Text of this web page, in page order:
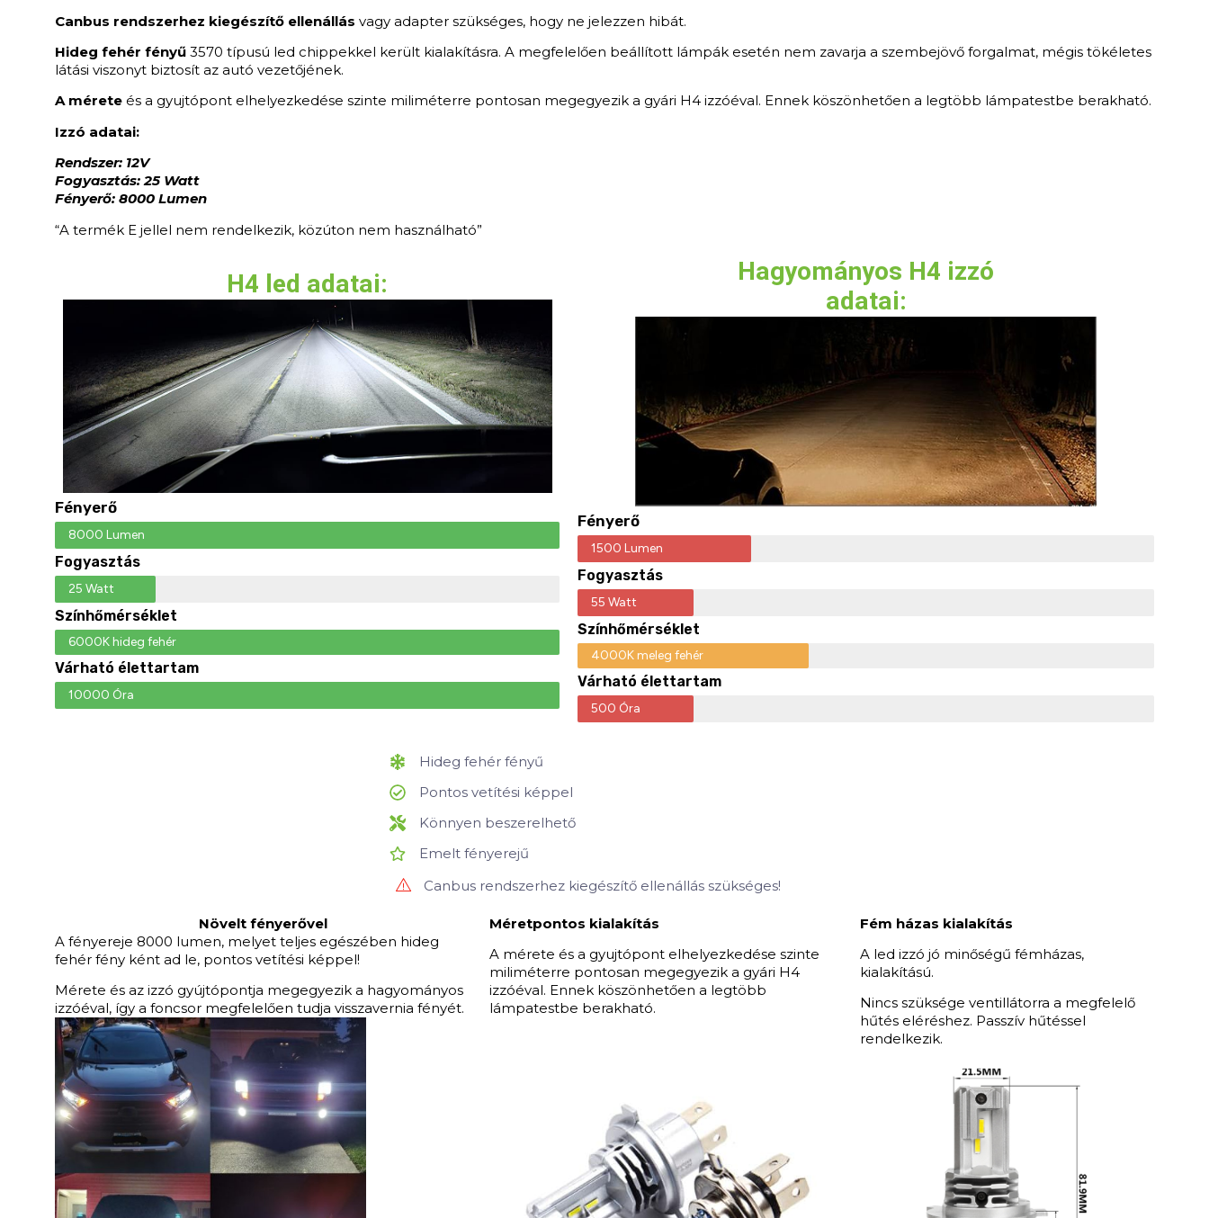
Canbus rendszerhez kiegészítő ellenállásvagy adapter szükséges, hogy ne jelezzen hibát.
Hideg fehér fényű 3570 típusú led chippekkel került kialakításra. A megfelelően beállított lámpák esetén nem zavarja a szembejövő forgalmat, mégis tökéletes
látási viszonyt biztosít az autó vezetőjének.
A mérete és a gyujtópont elhelyezkedése szinte miliméterre pontosan megegyezik a gyári H4 izzóéval. Ennek köszönhetően a legtöbb lámpatestbe berakható.
Izzó adatai:
Rendszer: 12V
Fogyasztás: 25 Watt
Fényerő: 8000 Lumen
“A termék E jellel nem rendelkezik, közúton nem használható”
H4 led adatai:
Fényerő
8000 Lumen
Fogyasztás
25 Watt
Színhőmérséklet
6000K hideg fehér
Várható élettartam
10000 Óra
Hagyományos H4 izzó
adatai:
Fényerő
1500 Lumen
Fogyasztás
55 Watt
Színhőmérséklet
4000K meleg fehér
Várható élettartam
500 Óra
Hideg fehér fényű
Pontos vetítési képpel
Könnyen beszerelhető
Emelt fényerejű
Canbus rendszerhez kiegészítő ellenállás szükséges!
Növelt fényerővel
A fényereje 8000 lumen, melyet teljes egészében hideg
fehér fény ként ad le, pontos vetítési képpel!
Mérete és az izzó gyújtópontja megegyezik a hagyományos
izzóéval, így a foncsor megfelelően tudja visszavernia fényét.
Méretpontos kialakítás
A mérete és a gyujtópont elhelyezkedése szinte
miliméterre pontosan megegyezik a gyári H4
izzóéval. Ennek köszönhetően a legtöbb
lámpatestbe berakható.
Fém házas kialakítás
A led izzó jó minőségű fémházas,
kialakítású.
Nincs szüksége ventillátorra a megfelelő
hűtés eléréshez. Passzív hűtéssel
rendelkezik.